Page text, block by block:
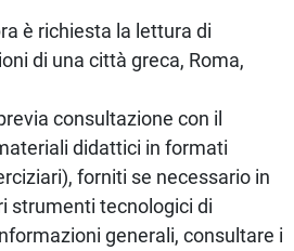
è richiesta la lettura di
di una città greca, Roma,
consultazione con il
didattici in formati
forniti se necessario in
strumenti tecnologici di
generali, consultare i